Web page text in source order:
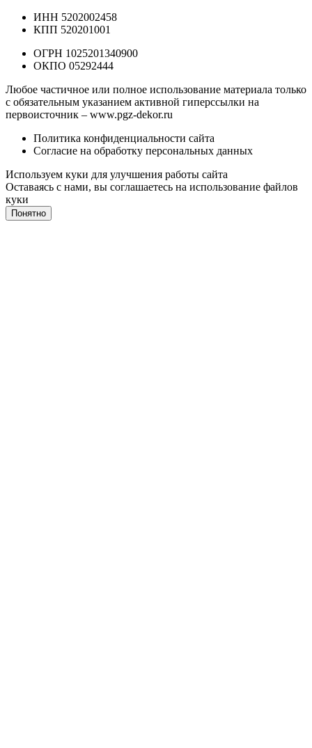
ИНН 5202002458
КПП 520201001
ОГРН 1025201340900
ОКПО 05292444
Любое частичное или полное использование материала только
с обязательным указанием активной гиперссылки на
первоисточник – www.pgz-dekor.ru
Политика конфиденциальности сайта
Согласие на обработку персональных данных
Используем куки для улучшения работы сайта
Оставаясь с нами, вы соглашаетесь на использование файлов
куки
Понятно